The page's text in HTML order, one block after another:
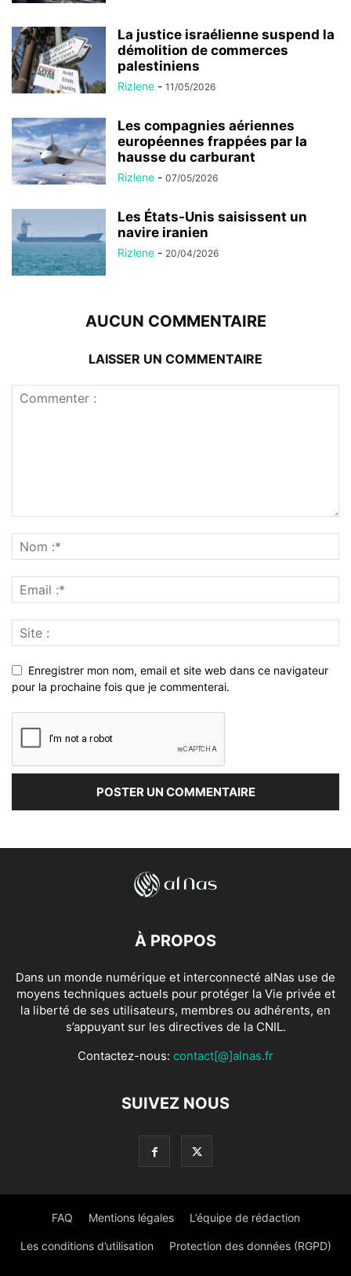
La justice israélienne suspend la
démolition de commerces
palestiniens
Rizlene - 11/05/2026
Les compagnies aériennes
européennes frappées par la
hausse du carburant
Rizlene - 07/05/2026
Les États-Unis saisissent un
navire iranien
Rizlene - 20/04/2026
AUCUN COMMENTAIRE
LAISSER UN COMMENTAIRE
Enregistrer mon nom, email et site web dans ce navigateur
pour la prochaine fois que je commenterai.
À PROPOS
Dans un monde numérique et interconnecté alNas use de
moyens techniques actuels pour protéger la Vie privée et
la liberté de ses utilisateurs, membres ou adhérents, en
s’appuyant sur les directives de la CNIL.
Contactez-nous: contact[@]alnas.fr
SUIVEZ NOUS
FAQ Mentions légales L’équipe de rédaction
Les conditions d’utilisation Protection des données (RGPD)